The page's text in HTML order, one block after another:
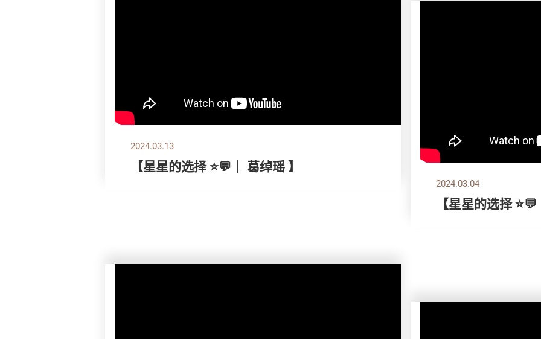
2024.03.13
【星星的选择 ⭐💬｜ 葛绰瑶 】
2024.03.04
【星星的选择